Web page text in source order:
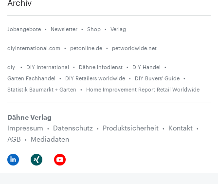
Archiv
Jobangebote Newsletter Shop Verlag
diyinternational.com petonline.de petworldwide.net
diy DIY International Dähne Infodienst
DIY Handel
Garten Fachhandel
DIY Retailers worldwide
DIY Buyers' Guide
Statistik Baumarkt + Garten
Home Improvement Report Retail Worldwide
Dähne Verlag
Impressum
Datenschutz Produktsicherheit
Kontakt
AGB
Mediadaten